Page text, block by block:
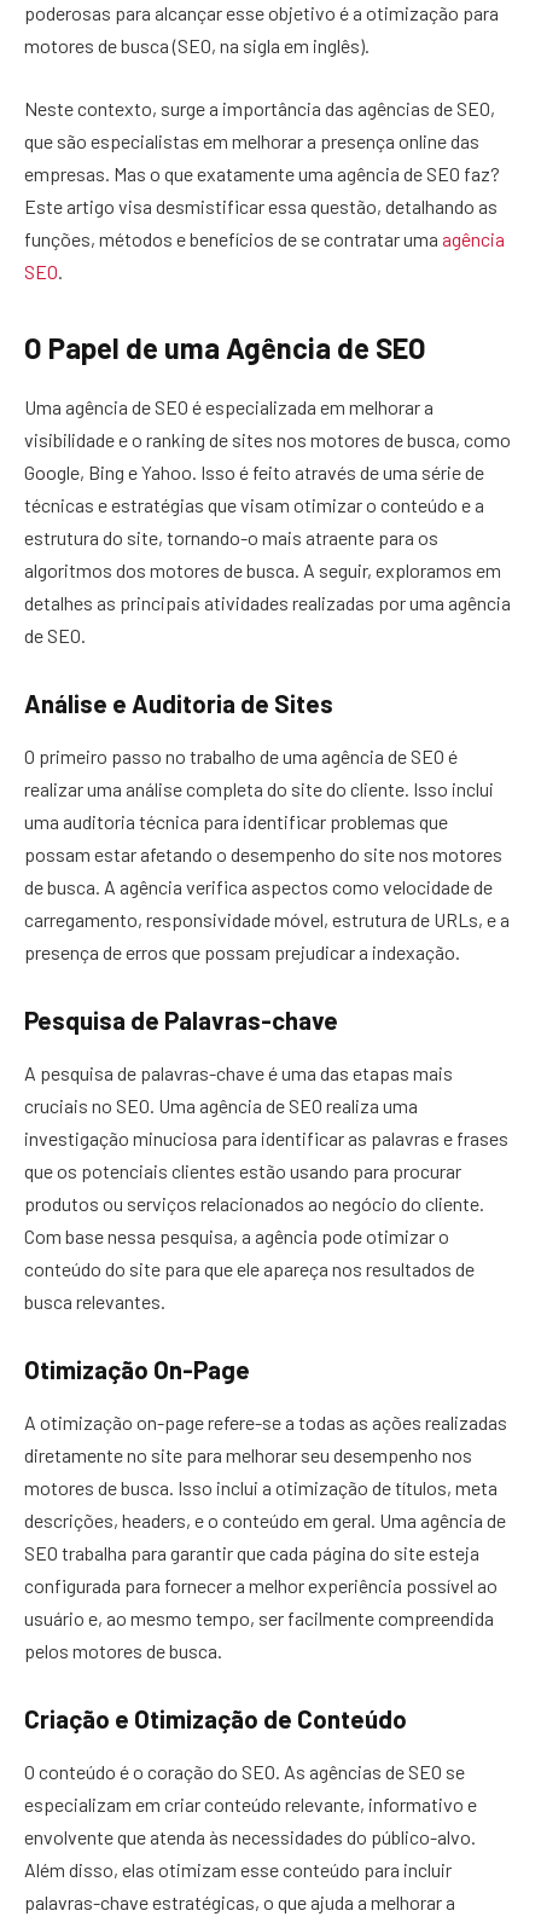
poderosas para alcançar esse objetivo é a otimização para
motores de busca (SEO, na sigla em inglês).
Neste contexto, surge a importância das agências de SEO,
que são especialistas em melhorar a presença online das
empresas. Mas o que exatamente uma agência de SEO faz?
Este artigo visa desmistificar essa questão, detalhando as
funções, métodos e benefícios de se contratar uma agência
SEO.
O Papel de uma Agência de SEO
Uma agência de SEO é especializada em melhorar a
visibilidade e o ranking de sites nos motores de busca, como
Google, Bing e Yahoo. Isso é feito através de uma série de
técnicas e estratégias que visam otimizar o conteúdo e a
estrutura do site, tornando-o mais atraente para os
algoritmos dos motores de busca. A seguir, exploramos em
detalhes as principais atividades realizadas por uma agência
de SEO.
Análise e Auditoria de Sites
O primeiro passo no trabalho de uma agência de SEO é
realizar uma análise completa do site do cliente. Isso inclui
uma auditoria técnica para identificar problemas que
possam estar afetando o desempenho do site nos motores
de busca. A agência verifica aspectos como velocidade de
carregamento, responsividade móvel, estrutura de URLs, e a
presença de erros que possam prejudicar a indexação.
Pesquisa de Palavras-chave
A pesquisa de palavras-chave é uma das etapas mais
cruciais no SEO. Uma agência de SEO realiza uma
investigação minuciosa para identificar as palavras e frases
que os potenciais clientes estão usando para procurar
produtos ou serviços relacionados ao negócio do cliente.
Com base nessa pesquisa, a agência pode otimizar o
conteúdo do site para que ele apareça nos resultados de
busca relevantes.
Otimização On-Page
A otimização on-page refere-se a todas as ações realizadas
diretamente no site para melhorar seu desempenho nos
motores de busca. Isso inclui a otimização de títulos, meta
descrições, headers, e o conteúdo em geral. Uma agência de
SEO trabalha para garantir que cada página do site esteja
configurada para fornecer a melhor experiência possível ao
usuário e, ao mesmo tempo, ser facilmente compreendida
pelos motores de busca.
Criação e Otimização de Conteúdo
O conteúdo é o coração do SEO. As agências de SEO se
especializam em criar conteúdo relevante, informativo e
envolvente que atenda às necessidades do público-alvo.
Além disso, elas otimizam esse conteúdo para incluir
palavras-chave estratégicas, o que ajuda a melhorar a